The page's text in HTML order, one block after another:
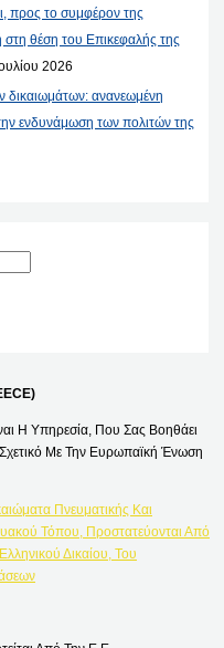
προς το συμφέρον της
στη θέση του Επικεφαλής της
2026
δικαιωμάτων: ανανεωμένη
ενδυνάμωση των πολιτών της
Η Υπηρεσία, Που Σας Βοηθάει
Με Την Ευρωπαϊκή Ένωση
Πνευματικής Και
Τόπου, Προστατεύονται Από
Δικαίου, Του